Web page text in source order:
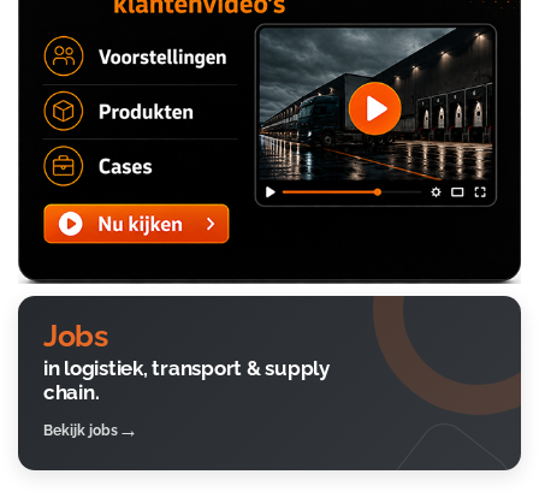
Jobs
in logistiek, transport & supply
chain.
Bekijk jobs